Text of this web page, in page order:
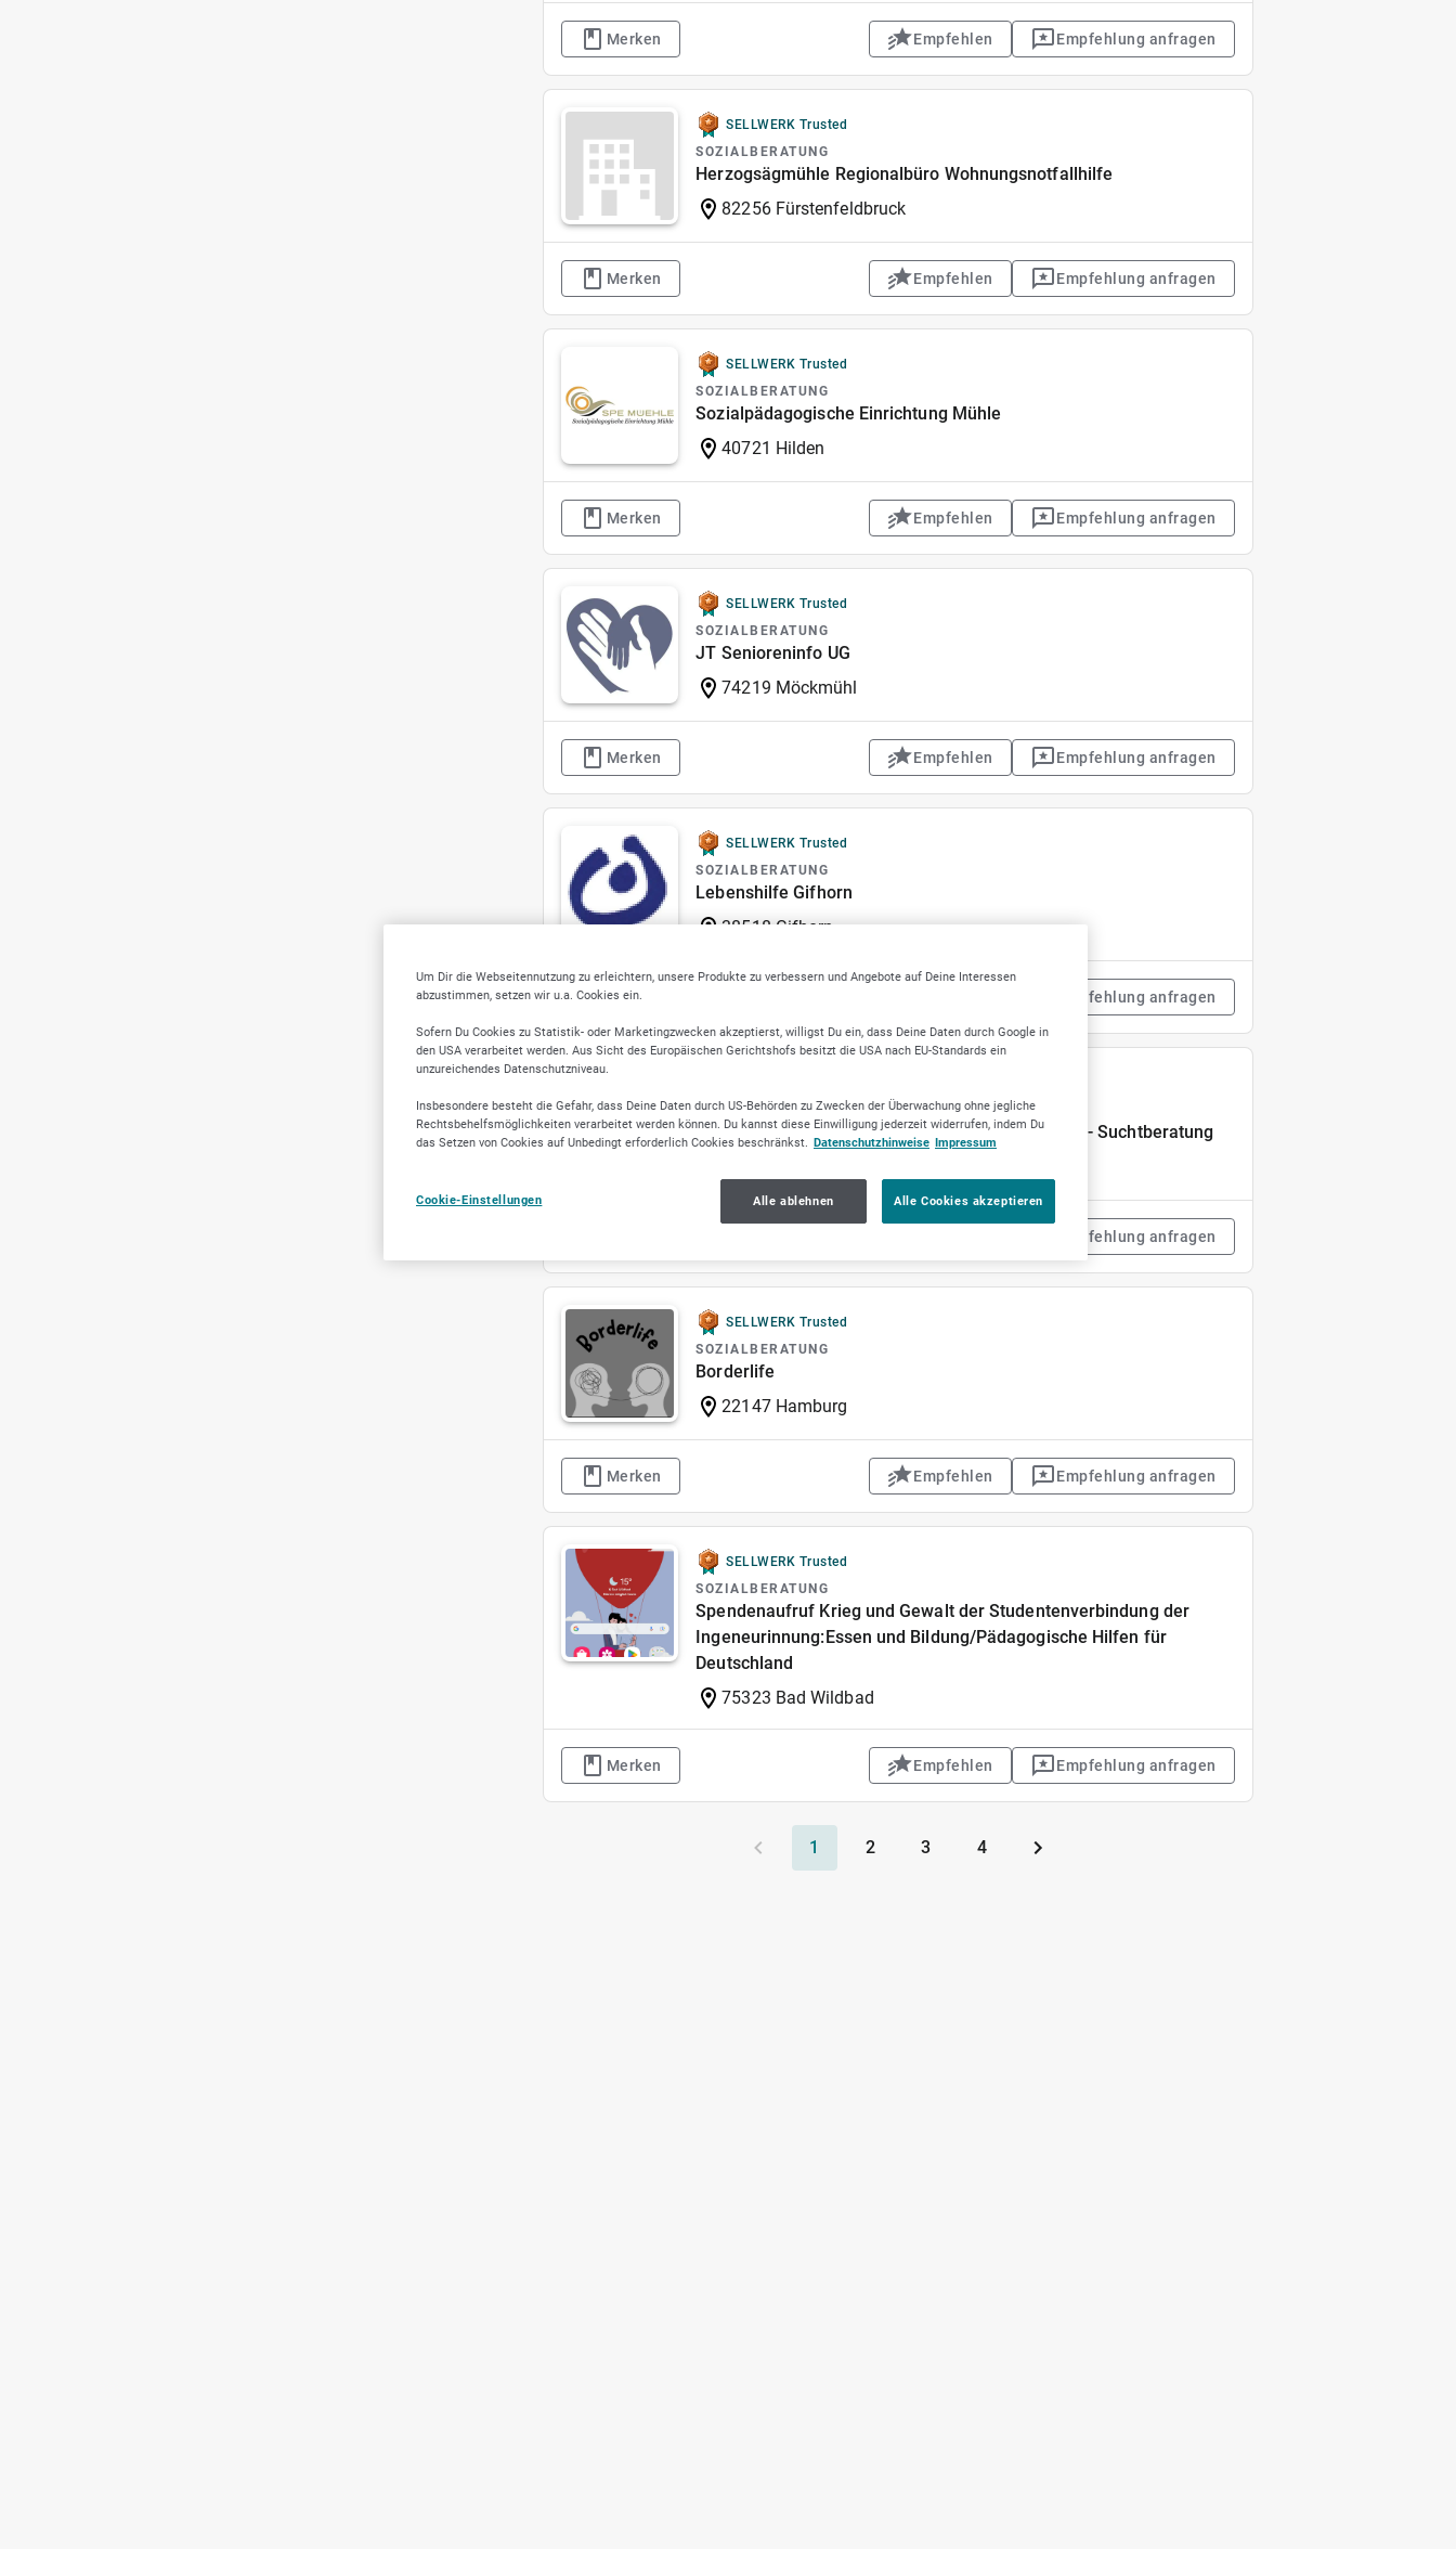
Merken Empfehlen Empfehlung anfragen
SELLWERK Trusted
SOZIALBERATUNG
Herzogsägmühle Regionalbüro Wohnungsnotfallhilfe
82256 Fürstenfeldbruck
Merken Empfehlen Empfehlung anfragen
SELLWERK Trusted
SOZIALBERATUNG
Sozialpädagogische Einrichtung Mühle
40721 Hilden
Merken Empfehlen Empfehlung anfragen
SELLWERK Trusted
SOZIALBERATUNG
JT Senioreninfo UG
74219 Möckmühl
Merken Empfehlen Empfehlung anfragen
SELLWERK Trusted
SOZIALBERATUNG
Lebenshilfe Gifhorn
38518 Gifhorn
Merken Empfehlung anfragen
SOZIALBERATUNG
Psychosoziale Beratungs- und Behandlungsstelle - Suchtberatung
Empfehlung anfragen
SELLWERK Trusted
SOZIALBERATUNG
Borderlife
22147 Hamburg
Merken Empfehlen Empfehlung anfragen
SELLWERK Trusted
SOZIALBERATUNG
Spendenaufruf Krieg und Gewalt der Studentenverbindung der
Ingeneurinnung:Essen und Bildung/Pädagogische Hilfen für
Deutschland
75323 Bad Wildbad
Merken Empfehlen Empfehlung anfragen
1 2 3 4
Um Dir die Webseitennutzung zu erleichtern, unsere Produkte zu verbessern und Angebote auf Deine Interessen
abzustimmen, setzen wir u.a. Cookies ein.
Sofern Du Cookies zu Statistik- oder Marketingzwecken akzeptierst, willigst Du ein, dass Deine Daten durch Google in
den USA verarbeitet werden. Aus Sicht des Europäischen Gerichtshofs besitzt die USA nach EU-Standards ein
unzureichendes Datenschutzniveau.
Insbesondere besteht die Gefahr, dass Deine Daten durch US-Behörden zu Zwecken der Überwachung ohne jegliche
Rechtsbehelfsmöglichkeiten verarbeitet werden können. Du kannst diese Einwilligung jederzeit widerrufen, indem Du
das Setzen von Cookies auf Unbedingt erforderlich Cookies beschränkst. Datenschutzhinweise Impressum
Cookie-Einstellungen Alle ablehnen Alle Cookies akzeptieren